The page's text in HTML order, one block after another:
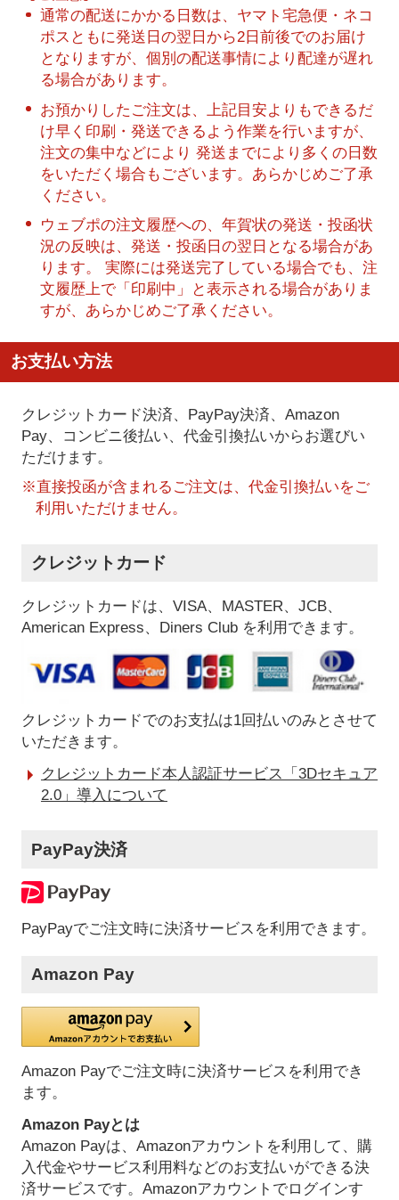
通常の配送にかかる日数は、ヤマト宅急便・ネコ
ポスともに発送日の翌日から2日前後でのお届け
となりますが、個別の配送事情により配達が遅れ
る場合があります。
お預かりしたご注文は、上記目安よりもできるだ
け早く印刷・発送できるよう作業を行いますが、
注文の集中などにより 発送までにより多くの日数
をいただく場合もございます。あらかじめご了承
ください。
ウェブポの注文履歴への、年賀状の発送・投函状
況の反映は、発送・投函日の翌日となる場合があ
ります。 実際には発送完了している場合でも、注
文履歴上で「印刷中」と表示される場合がありま
すが、あらかじめご了承ください。
お支払い方法
クレジットカード決済、PayPay決済、Amazon
Pay、コンビニ後払い、代金引換払いからお選びい
ただけます。
※直接投函が含まれるご注文は、代金引換払いをご
利用いただけません。
クレジットカード
クレジットカードは、VISA、MASTER、JCB、
American Express、Diners Club を利用できます。
クレジットカードでのお支払は1回払いのみとさせて
いただきます。
クレジットカード本人認証サービス「3Dセキュア
2.0」導入について
PayPay決済
PayPayでご注文時に決済サービスを利用できます。
Amazon Pay
Amazon Payでご注文時に決済サービスを利用でき
ます。
Amazon Payとは
Amazon Payは、Amazonアカウントを利用して、購
入代金やサービス利用料などのお支払いができる決
済サービスです。Amazonアカウントでログインす